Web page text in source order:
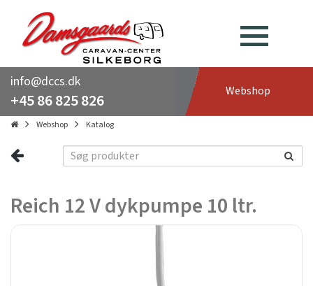
info@dccs.dk
+45 86 825 826 Webshop
Webshop Katalog
Reich 12 V dykpumpe 10 ltr.